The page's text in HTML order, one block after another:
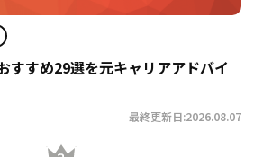
すすめ29選を元キャリアアドバイ
最終更新日:2026.08.07